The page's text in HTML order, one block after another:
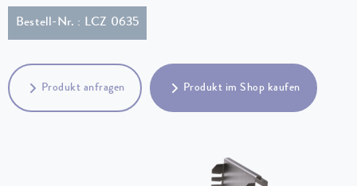
Bestell-Nr. : LCZ 0635
Produkt anfragen Produkt im Shop kaufen